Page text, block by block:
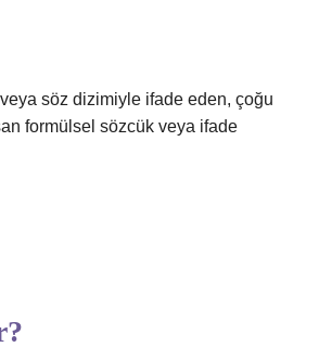
söz dizimiyle ifade eden, çoğu
formülsel sözcük veya ifade